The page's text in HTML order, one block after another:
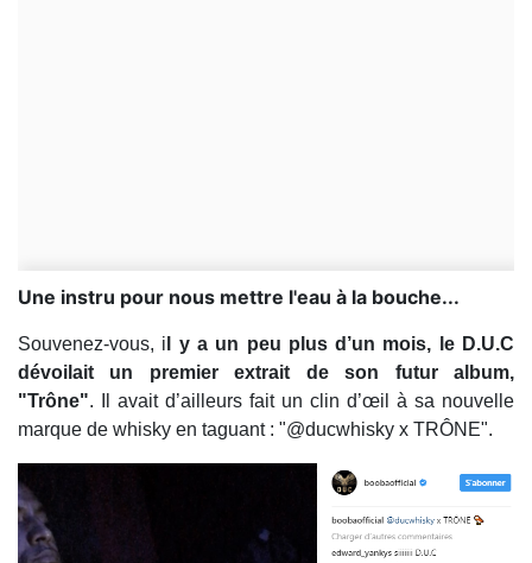
Une instru pour nous mettre l'eau à la bouche...
Souvenez-vous, i l y a un peu plus d’un mois, le D.U.C
dévoilait un premier extrait de son futur album,
"Trône". Il avait d’ailleurs fait un clin d’œil à sa nouvelle
marque de whisky en taguant : "@ducwhisky x TRÔNE".